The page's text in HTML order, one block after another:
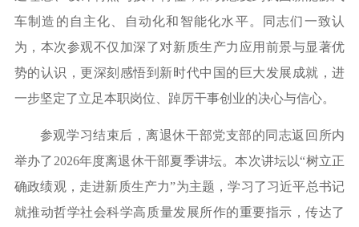
车制造的自主化、自动化和智能化水平。同志们一致认
为，本次参观不仅加深了对新质生产力应用前景与显著优
势的认识，更深刻感悟到新时代中国的巨大发展成就，进
一步坚定了立足本职岗位、踔厉干事创业的决心与信心。
参观学习结束后，离退休干部党支部的同志返回所内
举办了 2026年度离退休干部夏季讲坛。本次讲坛以“树立正
确政绩观，走进新质生产力”为主题 ，学习了习近平总书记
就推动哲学社会科学高质量发展所作的重要指示，传达了